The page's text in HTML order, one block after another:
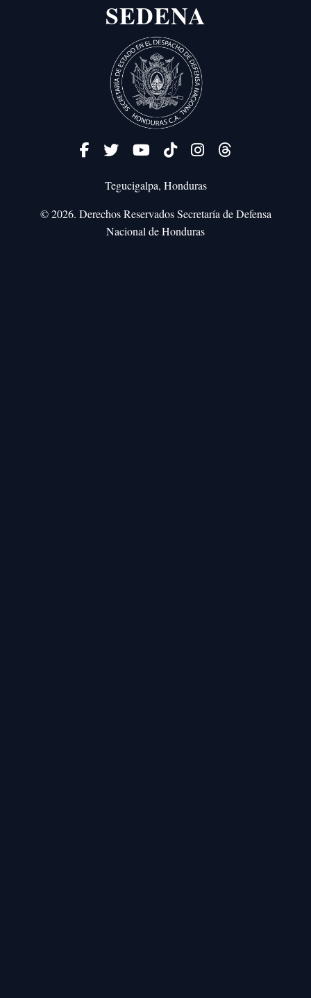
SEDENA
Tegucigalpa, Honduras
© 2026. Derechos ReservadosSecretaría de Defensa
Nacional de Honduras